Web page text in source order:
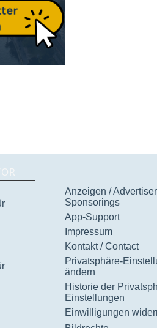
Anzeigen /
Sponsorings
App-Support
Impressum
Kontakt / Contact
Privatsphäre-
ändern
Historie der
Einstellungen
Einwilligungen